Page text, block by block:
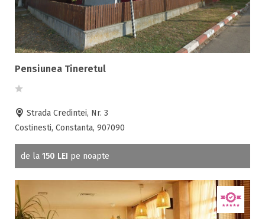
Pensiunea Tineretul
Strada Credintei, Nr. 3
Costinesti, Constanta, 907090
de la 150 LEI pe noapte